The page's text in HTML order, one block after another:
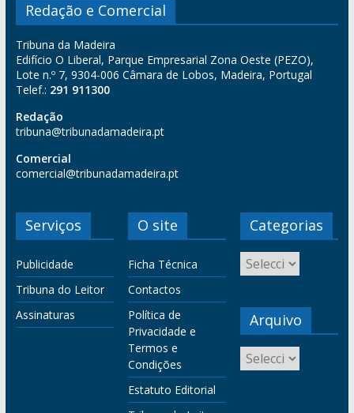
Redação e Comercial
Tribuna da Madeira
Edifício O Liberal, Parque Empresarial Zona Oeste (PEZO),
Lote n.º 7, 9304-006 Câmara de Lobos, Madeira, Portugal
Telef.: 291 911300
Redação
tribuna@tribunadamadeira.pt
Comercial
comercial@tribunadamadeira.pt
Serviços
Publicidade
Tribuna do Leitor
Assinaturas
O site
Ficha Técnica
Contactos
Política de
Privacidade e
Termos e
Condições
Estatuto Editorial
Categorias
Arquivo